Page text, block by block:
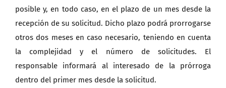
posible y, en todo caso, en el plazo de un mes desde la
recepción de su solicitud. Dicho plazo podrá prorrogarse
otros dos meses en caso necesario, teniendo en cuenta
la complejidad y el número de solicitudes. El
responsable informará al interesado de la prórroga
dentro del primer mes desde la solicitud.